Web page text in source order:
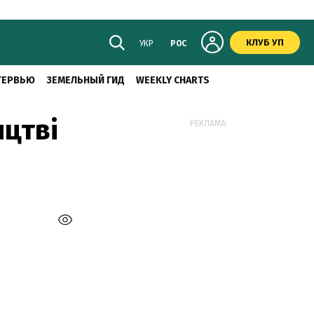
УКР РОС КЛУБ УП
ЗЕМЕЛЬНЫЙ ГИД WEEKLY CHARTS
РЕКЛАМА: